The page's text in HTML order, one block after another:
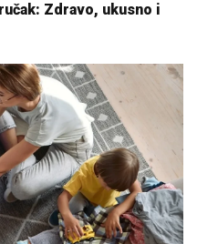
Zdravo, ukusno i